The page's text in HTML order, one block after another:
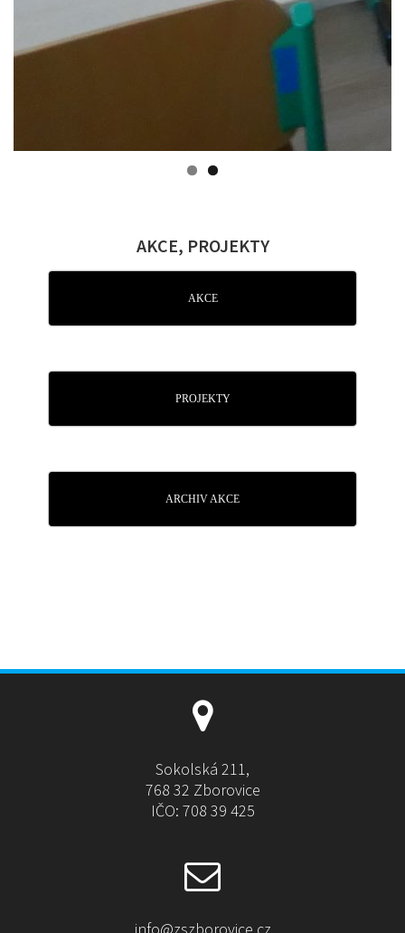
AKCE, PROJEKTY
AKCE
PROJEKTY
ARCHIV AKCE
Sokolská 211,
768 32 Zborovice
IČO: 708 39 425